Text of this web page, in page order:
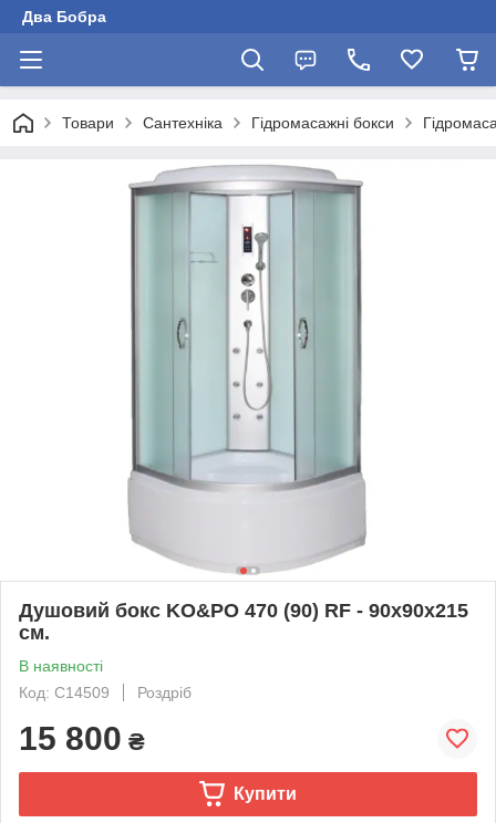
Два Бобра
Товари Сантехніка Гідромасажні бокси
Душовий бокс KO&PO 470 (90) RF - 90х90х215
см.
В наявності
Код: С14509
Роздріб
15 800 ₴
Купити